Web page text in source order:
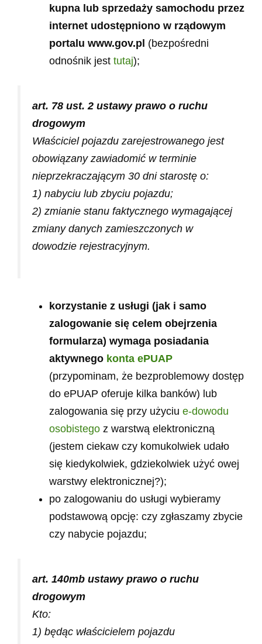
kupna lub sprzedaży samochodu przez
internet udostępniono w rządowym
portalu www.gov.pl (bezpośredni
odnośnik jest tutaj);
art. 78 ust. 2 ustawy prawo o ruchu
drogowym
Właściciel pojazdu zarejestrowanego jest
obowiązany zawiadomić w terminie
nieprzekraczającym 30 dni starostę o:
1) nabyciu lub zbyciu pojazdu;
2) zmianie stanu faktycznego wymagającej
zmiany danych zamieszczonych w
dowodzie rejestracyjnym.
korzystanie z usługi (jak i samo
zalogowanie się celem obejrzenia
formularza) wymaga posiadania
aktywnego konta ePUAP
(przypominam, że bezproblemowy dostęp
do ePUAP oferuje kilka banków) lub
zalogowania się przy użyciu e-dowodu
osobistego z warstwą elektroniczną
(jestem ciekaw czy komukolwiek udało
się kiedykolwiek, gdziekolwiek użyć owej
warstwy elektronicznej?);
po zalogowaniu do usługi wybieramy
podstawową opcję: czy zgłaszamy zbycie
czy nabycie pojazdu;
art. 140mb ustawy prawo o ruchu
drogowym
Kto:
1) będąc właścicielem pojazdu